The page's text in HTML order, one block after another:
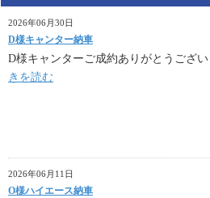
2026年06月30日
D様キャンター納車
D様キャンターご成約ありがとうござ
きを読む
2026年06月11日
O様ハイエース納車